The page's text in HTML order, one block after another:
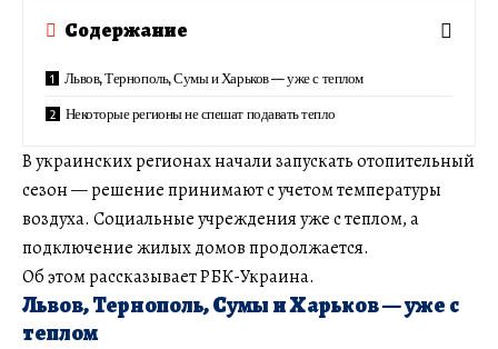
Содержание
Львов, Тернополь, Сумы и Харьков — уже с теплом
Некоторые регионы не спешат подавать тепло
В украинских регионах начали запускать отопительный
сезон — решение принимают с учетом температуры
воздуха. Социальные учреждения уже с теплом, а
подключение жилых домов продолжается.
Об этом рассказывает РБК-Украина.
Львов, Тернополь, Сумы и Харьков — уже с
теплом